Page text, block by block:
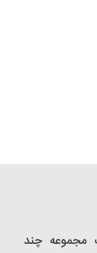
چند